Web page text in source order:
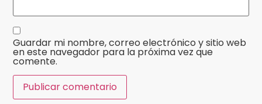
Guardar mi nombre, correo electrónico y sitio web
en este navegador para la próxima vez que
comente.